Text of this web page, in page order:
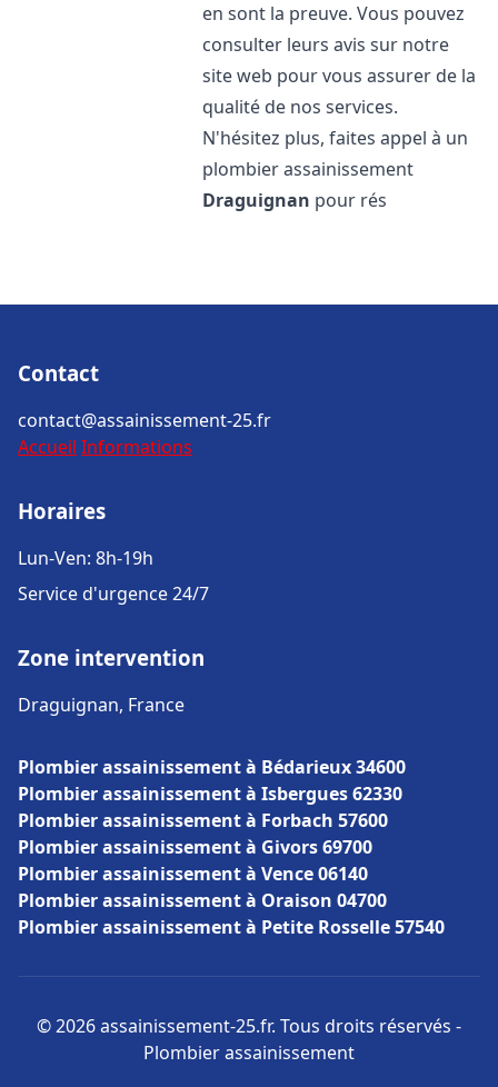
en sont la preuve. Vous pouvez
consulter leurs avis sur notre
site web pour vous assurer de la
qualité de nos services.
N'hésitez plus, faites appel à un
plombier assainissement
Draguignan pour rés
Contact
contact@assainissement-25.fr
Accueil Informations
Horaires
Lun-Ven: 8h-19h
Service d'urgence 24/7
Zone intervention
Draguignan, France
Plombier assainissement à Bédarieux 34600
Plombier assainissement à Isbergues 62330
Plombier assainissement à Forbach 57600
Plombier assainissement à Givors 69700
Plombier assainissement à Vence 06140
Plombier assainissement à Oraison 04700
Plombier assainissement à Petite Rosselle 57540
© 2026 assainissement-25.fr. Tous droits réservés -
Plombier assainissement